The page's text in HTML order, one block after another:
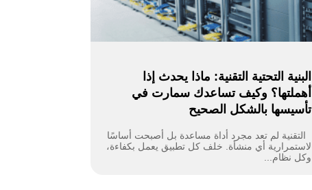
البنية التحتية التقنية: ماذا يحدث إذا
أهملتها؟ وكيف تساعدك سمارت في
تأسيسها بالشكل الصحيح
التقنية لم تعد مجرد أداة مساعدة بل أصبحت أساسًا
لاستمرارية أي منشأة. خلف كل تطبيق يعمل بكفاءة،
وكل نظام...